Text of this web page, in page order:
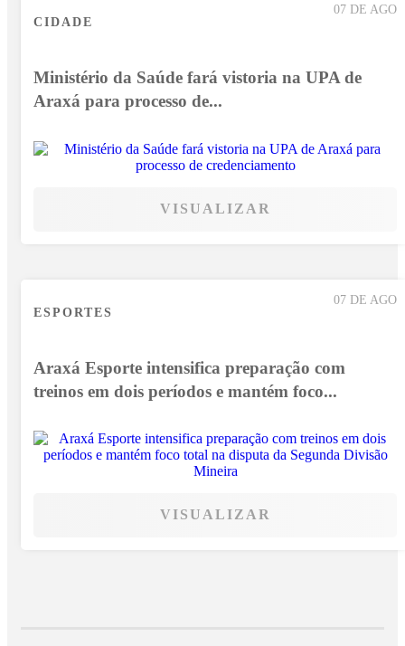
07 DE AGO
CIDADE
Ministério da Saúde fará vistoria na UPA de
Araxá para processo de...
VISUALIZAR
07 DE AGO
ESPORTES
Araxá Esporte intensifica preparação com
treinos em dois períodos e mantém foco...
VISUALIZAR